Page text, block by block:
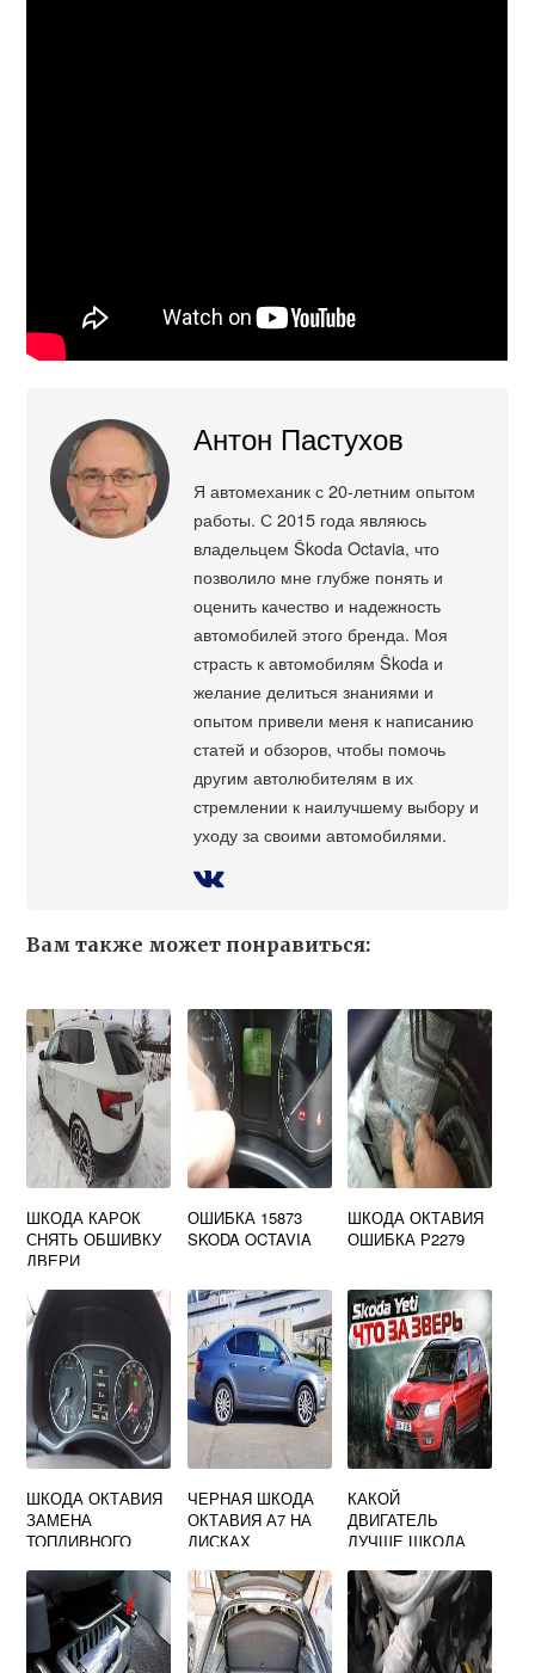
Антон Пастухов
Я автомеханик с 20-летним опытом
работы. С 2015 года являюсь
владельцем Škoda Octavia, что
позволило мне глубже понять и
оценить качество и надежность
автомобилей этого бренда. Моя
страсть к автомобилям Škoda и
желание делиться знаниями и
опытом привели меня к написанию
статей и обзоров, чтобы помочь
другим автолюбителям в их
стремлении к наилучшему выбору и
уходу за своими автомобилями.
Вам также может понравиться:
ШКОДА КАРОК
СНЯТЬ ОБШИВКУ
ДВЕРИ
ОШИБКА 15873
SKODA OCTAVIA
ШКОДА ОКТАВИЯ
ОШИБКА Р2279
ШКОДА ОКТАВИЯ
ЗАМЕНА
ТОПЛИВНОГО
ЧЕРНАЯ ШКОДА
ОКТАВИЯ А7 НА
ДИСКАХ
КАКОЙ
ДВИГАТЕЛЬ
ЛУЧШЕ ШКОДА